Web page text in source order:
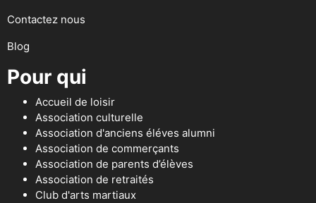
Contactez nous
Blog
Pour qui
Accueil de loisir
Association culturelle
Association d'anciens éléves alumni
Association de commerçants
Association de parents d’élèves
Association de retraités
Club d'arts martiaux